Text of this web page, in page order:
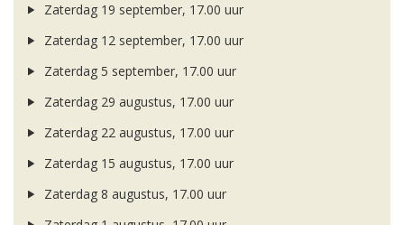
Zaterdag 19 september, 17.00 uur
Zaterdag 12 september, 17.00 uur
Zaterdag 5 september, 17.00 uur
Zaterdag 29 augustus, 17.00 uur
Zaterdag 22 augustus, 17.00 uur
Zaterdag 15 augustus, 17.00 uur
Zaterdag 8 augustus, 17.00 uur